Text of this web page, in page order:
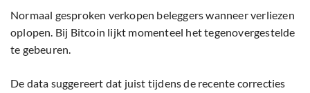
Normaal gesproken verkopen beleggers wanneer verliezen
oplopen. Bij Bitcoin lijkt momenteel het tegenovergestelde
te gebeuren.
De data suggereert dat juist tijdens de recente correcties